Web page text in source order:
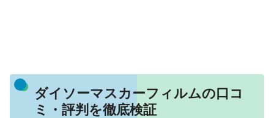
ダイソーマスカーフィルムの口コ
ミ・評判を徹底検証